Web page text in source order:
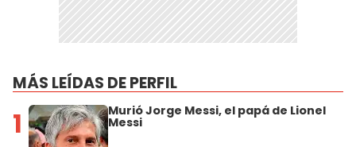
MÁS LEÍDAS DE PERFIL
1 Murió Jorge Messi, el papá de Lionel
Messi